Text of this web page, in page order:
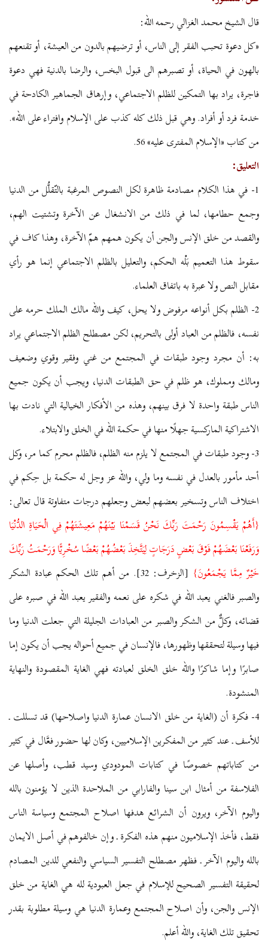
قال الشيخ محمد الغزالي رحمه الله:
«كل دعوة تحبب الفقر إلى الناس، أو ترضيهم بالدون من العيشة، أو تقنعهم
بالهون في الحياة، أو تصبرهم الى قبول البخس، والرضا بالدنية فهي دعوة
فاجرة، يراد بها التمكين للظلم الاجتماعي، وإرهاق الجماهير الكادحة في
خدمة فرد أو أفراد. وهي قبل ذلك كله كذب على الإسلام وافتراء على الله».
من كتاب «الإسلام المفترى عليه» 56.
التعليق:
1- في هذا الكلام مصادمة ظاهرة لكل النصوص المرغبة بالتّقلُّل من الدنيا
وجمع حطامها، لما في ذلك من الانشغال عن الآخرة وتشتيت الهم،
والقصد من خلق الإنس والجن أن يكون همهم همّ الآخرة، وهذا كاف في
سقوط هذا التعميم بَلْه الحكم، والتعليل بالظلم الاجتماعي إنما هو رأي
مقابل النص ولا عبرة به باتفاق العلماء.
2- الظلم بكل أنواعه مرفوض ولا يحل، كيف والله مالك الملك حرمه على
نفسه، فالظلم من العباد أولى بالتحريم، لكن مصطلح الظلم الاجتماعي يراد
به: أن مجرد وجود طبقات في المجتمع من غني وفقير وقوي وضعيف
ومالك ومملوك، هو ظلم في حق الطبقات الدنيا، ويجب أن يكون جميع
الناس طبقة واحدة لا فرق بينهم، وهذه من الأفكار الخيالية التي نادت بها
الاشتراكية الماركسية جهلًا منها في حكمة الله في الخلق والابتلاء.
3- وجود طبقات في المجتمع لا يلزم منه الظلم، فالظلم محرم كما مر، وكل
أحد مأمور بالعدل في نفسه وما ولي، والله عز وجل له حكمة بل حِكم في
اختلاف الناس وتسخير بعضهم لبعض وجعلهم درجات متفاوتة قال تعالى:
{أَهُمْ يَقْسِمُونَ رَحْمَتَ رَبِّكَ نَحْنُ قَسَمْنَا بَيْنَهُمْ مَعِيشَتَهُمْ فِي الْحَيَاةِ الدُّنْيَا
وَرَفَعْنَا بَعْضَهُمْ فَوْقَ بَعْضٍ دَرَجَاتٍ لِيَتَّخِذَ بَعْضُهُمْ بَعْضًا سُخْرِيًّا وَرَحْمَتُ رَبِّكَ
خَيْرٌ مِمَّا يَجْمَعُونَ}
[الزخرف: 32]. من أهم تلك الحكم عبادة الشكر
والصبر فالغني يعبد الله في شكره على نعمه والفقير يعبد الله في صبره على
قضائه، وكلٌّ من الشكر والصبر من العبادات الجليلة التي جعلت الدنيا وما
فيها وسيلة لتحققها وظهورها، فالإنسان في جميع أحواله يجب أن يكون إما
صابرًا وإما شاكرًا والله خلق الخلق لعبادته فهي الغاية المقصودة والنهاية
المنشودة.
4- فكرة أن (الغاية من خلق الانسان عمارة الدنيا واصلاحها) قد تسللت ـ
للأسف ـ عند كثير من المفكرين الإسلاميين، وكان لها حضور فعَّال في كثير
من كتاباتهم خصوصًا في كتابات المودودي وسيد قطب، وأصلها عن
الفلاسفة من أمثال ابن سينا والفارابي من الملاحدة الذين لا يؤمنون بالله
واليوم الآخر، ويرون أن الشرائع هدفها اصلاح المجتمع وسياسة الناس
فقط، فأخذ الإسلاميون منهم هذه الفكرة ـ وإن خالفوهم في أصل الايمان
بالله واليوم الآخر ـ فظهر مصطلح التفسير السياسي والنفعي للدين المصادم
لحقيقة التفسير الصحيح للإسلام في جعل العبودية لله هي الغاية من خلق
الإنس والجن، وأن اصلاح المجتمع وعمارة الدنيا هي وسيلة مطلوبة بقدر
تحقيق تلك الغاية، والله أعلم.